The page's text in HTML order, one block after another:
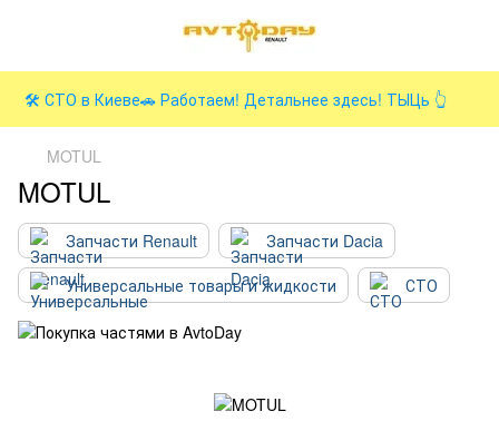
🛠️ СТО в Киеве🚗 Работаем! Детальнее здесь! ТЫЦь 👆
MOTUL
MOTUL
Запчасти Renault
Запчасти Dacia
Универсальные товары и жидкости
СТО